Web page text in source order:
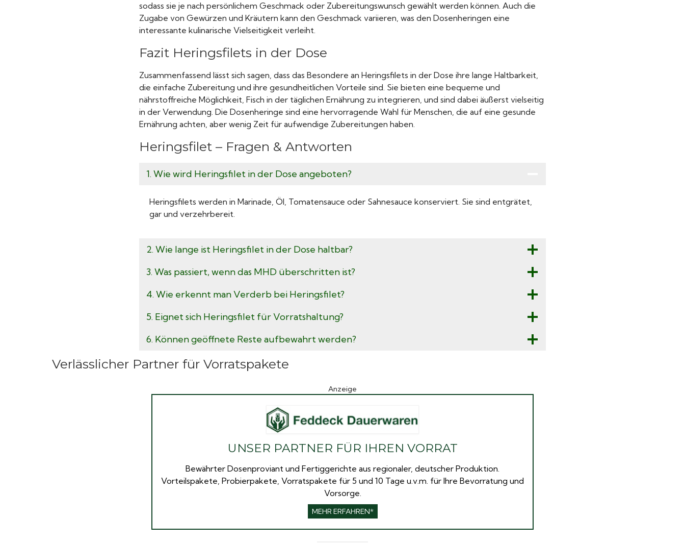
sodass sie je nach persönlichem Geschmack oder Zubereitungswunsch gewählt werden können. Auch die
Zugabe von Gewürzen und Kräutern kann den Geschmack variieren, was den Dosenheringen eine
interessante kulinarische Vielseitigkeit verleiht.
Fazit Heringsfilets in der Dose
Zusammenfassend lässt sich sagen, dass das Besondere an Heringsfilets in der Dose ihre lange Haltbarkeit,
die einfache Zubereitung und ihre gesundheitlichen Vorteile sind. Sie bieten eine bequeme und
nährstoffreiche Möglichkeit, Fisch in der täglichen Ernährung zu integrieren, und sind dabei äußerst vielseitig
in der Verwendung. Die Dosenheringe sind eine hervorragende Wahl für Menschen, die auf eine gesunde
Ernährung achten, aber wenig Zeit für aufwendige Zubereitungen haben.
Heringsfilet – Fragen & Antworten
1. Wie wird Heringsfilet in der Dose angeboten?
Heringsfilets werden in Marinade, Öl, Tomatensauce oder Sahnesauce konserviert. Sie sind entgrätet,
gar und verzehrbereit.
2. Wie lange ist Heringsfilet in der Dose haltbar?
3. Was passiert, wenn das MHD überschritten ist?
4. Wie erkennt man Verderb bei Heringsfilet?
5. Eignet sich Heringsfilet für Vorratshaltung?
6. Können geöffnete Reste aufbewahrt werden?
Verlässlicher Partner für Vorratspakete
Anzeige
UNSER PARTNER FÜR IHREN VORRAT
Bewährter Dosenproviant und Fertiggerichte aus regionaler, deutscher Produktion.
Vorteilspakete, Probierpakete, Vorratspakete für 5 und 10 Tage u.v.m. für Ihre Bevorratung und
Vorsorge.
MEHR ERFAHREN*